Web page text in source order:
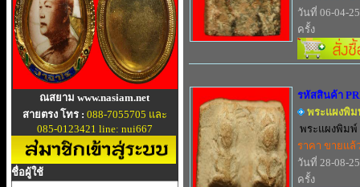
ณสยาม www.nasiam.net
สายตรง โทร : 088-7055705 และ
085-0123421 line: nui667
ชื่อผู้ใช้
วันที่ 06-04-
ครั้ง
รหัสสินค้า
พระแผงพิม
พระแผงพิมพ์
ราคา ขายแล้
วันที่ 28-08-
ครั้ง